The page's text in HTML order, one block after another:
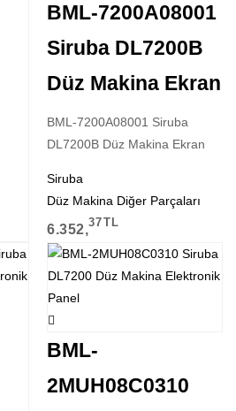
BML-7200A08001
Siruba DL7200B
Düz Makina Ekran
BML-7200A08001 Siruba
DL7200B Düz Makina Ekran
Siruba
Düz Makina Diğer Parçaları
6.352,37TL
BML-
2MUH08C0310